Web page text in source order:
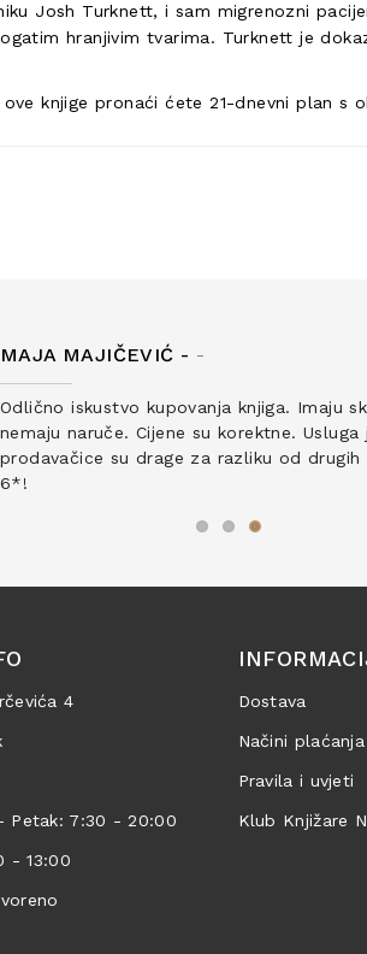
Josh Turknett, i sam migrenozni
hranjivim tvarima. Turknett je
ove knjige pronaći ćete 21-dnevni plan
MAJA MAJIČEVIĆ - -
Odlično iskustvo kupovanja knjiga. Imaju
nemaju naruče. Cijene su korektne.
prodavačice su drage za razliku od drugih
6*!
4
Petak: 7:30 - 20:00
13:00
Dostava
Načini plaćanja
Pravila i uvjeti
Klub Knjižare